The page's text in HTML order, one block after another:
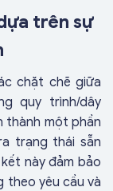
trên sự
chặt chẽ giữa
quy trình/dây
thành một phần
trạng thái sẵn
này đảm bảo
theo yêu cầu và